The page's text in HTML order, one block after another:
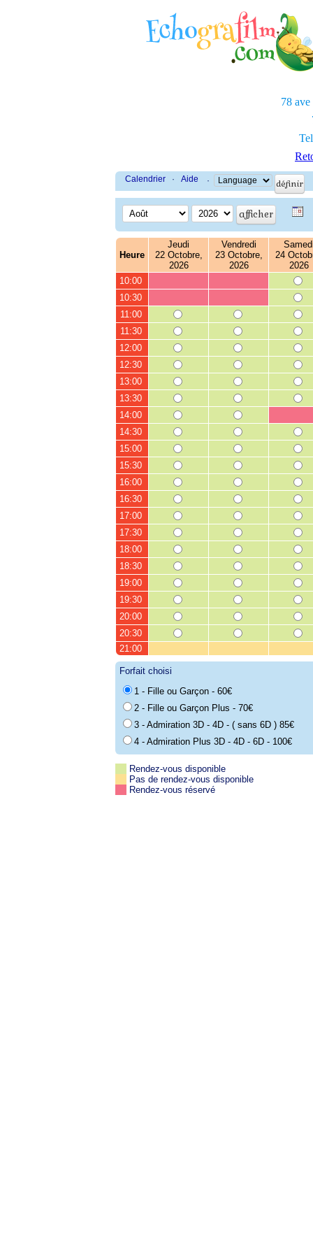
78 ave
Calendrier · Aide ·
Heure
Jeudi
22 Octobre,
2026
Vendredi
23 Octobre,
2026
24
2026
10:00
10:30
11:00
11:30
12:00
12:30
13:00
13:30
14:00
14:30
15:00
15:30
16:00
16:30
17:00
17:30
18:00
18:30
19:00
19:30
20:00
20:30
21:00
Forfait choisi
1 - Fille ou Garçon - 60€
2 - Fille ou Garçon Plus - 70€
3 - Admiration 3D - 4D - ( sans 6D ) 85€
4 - Admiration Plus 3D - 4D - 6D - 100€
Rendez-vous disponible
Pas de rendez-vous disponible
Rendez-vous réservé